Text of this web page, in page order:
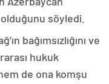
söyledi.
bağımsızlığını ve
hukuk
de ona komşu